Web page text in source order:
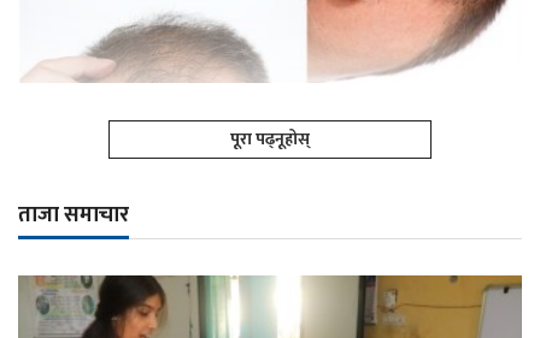
पूरा पढ्नूहोस्
ताजा समाचार